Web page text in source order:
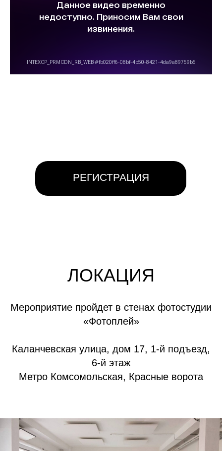
РЕГИСТРАЦИЯ
ЛОКАЦИЯ
Мероприятие пройдет в стенах фотостудии
«Фотоплей»
Каланчевская улица, дом 17, 1-й подъезд,
6-й этаж
Метро Комсомольская, Красные ворота